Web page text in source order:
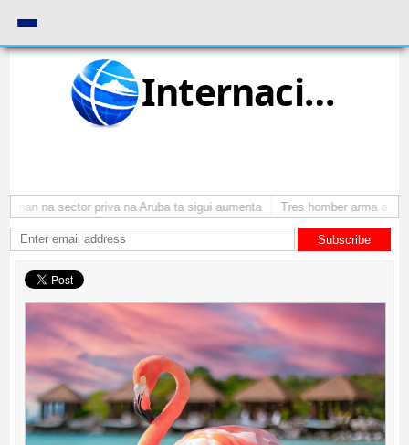
Internacional
na sector priva na Aruba ta sigui aumenta Tres homber arma a
Subscribe